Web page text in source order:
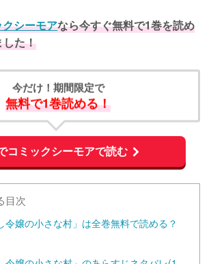
シーモアなら今すぐ無料で1巻を読め
した！
今だけ！期間限定で
無料で1巻読める！
コミックシーモアで読む
目次
令嬢の小さな村」は全巻無料で読める？